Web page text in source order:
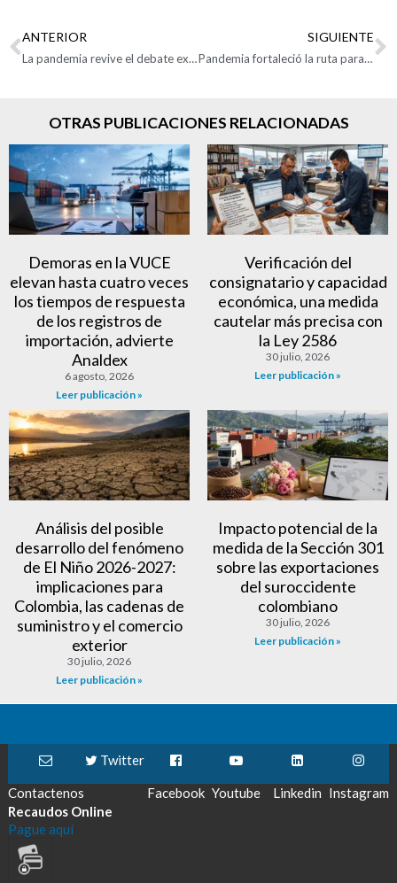
ANTERIOR
La pandemia revive el debate exportador
SIGUIENTE
Pandemia fortaleció la ruta para allanar el comercio exterior
OTRAS PUBLICACIONES RELACIONADAS
Demoras en la VUCE
elevan hasta cuatro veces
los tiempos de respuesta
de los registros de
importación, advierte
Analdex
6 agosto, 2026
Leer publicación »
Verificación del
consignatario y capacidad
económica, una medida
cautelar más precisa con
la Ley 2586
30 julio, 2026
Leer publicación »
Análisis del posible
desarrollo del fenómeno
de El Niño 2026-2027:
implicaciones para
Colombia, las cadenas de
suministro y el comercio
exterior
30 julio, 2026
Leer publicación »
Impacto potencial de la
medida de la Sección 301
sobre las exportaciones
del suroccidente
colombiano
30 julio, 2026
Leer publicación »
Contactenos
Twitter
Facebook Youtube Linkedin Instagram
Recaudos Online
Pague aquí